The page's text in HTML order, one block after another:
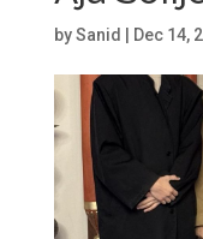
bySanid Dec 14,